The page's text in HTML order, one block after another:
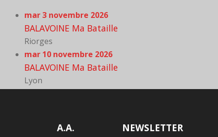
mar 3 novembre 2026
BALAVOINE Ma Bataille
Riorges
mar 10 novembre 2026
BALAVOINE Ma Bataille
Lyon
A.A.
NEWSLETTER